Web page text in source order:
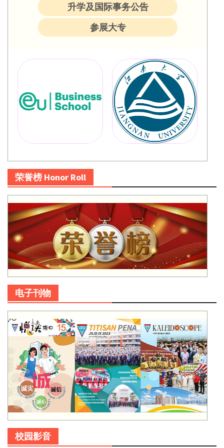
升学及国际事务公告
参展大专
荣誉榜 Honor Roll
电子刊物
校园影音